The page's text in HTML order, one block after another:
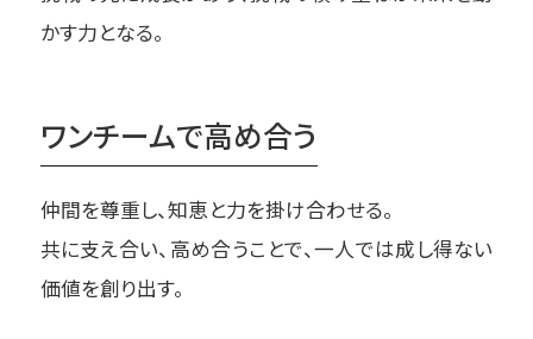
かす力となる。
ワンチームで高め合う
仲間を尊重し、知恵と力を掛け合わせる。
共に支え合い、高め合うことで、一人では成し得ない
価値を創り出す。